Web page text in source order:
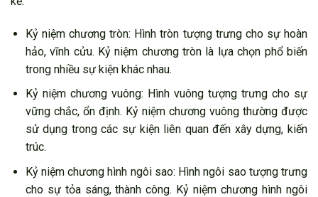
Kỷ niệm chương tròn: Hình tròn tượng trưng cho sự hoàn
hảo, vĩnh cửu. Kỷ niệm chương tròn là lựa chọn phổ biến
trong nhiều sự kiện khác nhau.
Kỷ niệm chương vuông: Hình vuông tượng trưng cho sự
vững chắc, ổn định. Kỷ niệm chương vuông thường được
sử dụng trong các sự kiện liên quan đến xây dựng, kiến
trúc.
Kỷ niệm chương hình ngôi sao: Hình ngôi sao tượng trưng
cho sự tỏa sáng, thành công. Kỷ niệm chương hình ngôi